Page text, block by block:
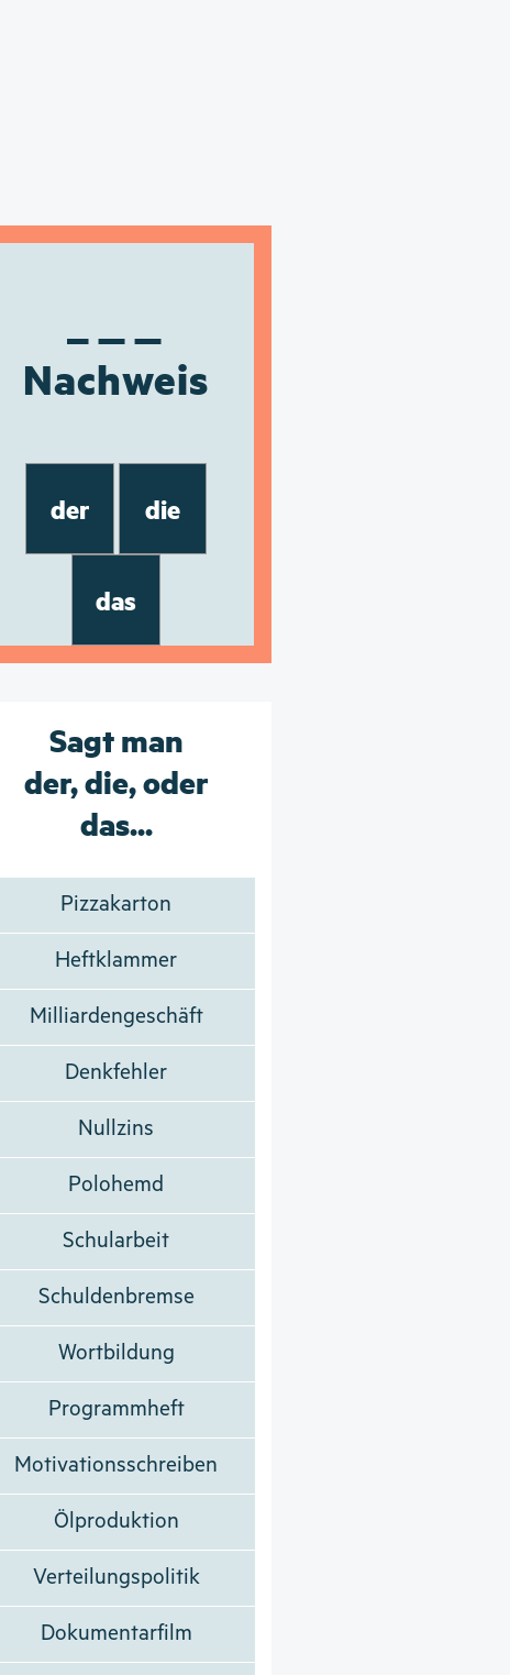
Nachweis
der die
das
Sagt man
der, die, oder
das...
Pizzakarton
Heftklammer
Milliardengeschäft
Denkfehler
Nullzins
Polohemd
Schularbeit
Schuldenbremse
Wortbildung
Programmheft
Motivationsschreiben
Ölproduktion
Verteilungspolitik
Dokumentarfilm